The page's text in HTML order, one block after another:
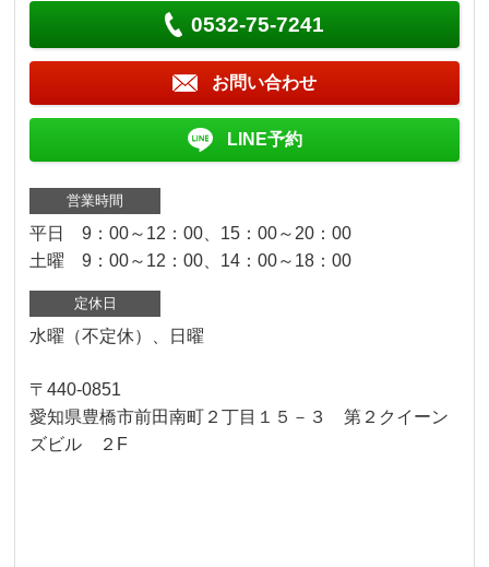
0532-75-7241
お問い合わせ
LINE予約
営業時間
平日 9：00～12：00、15：00～20：00
土曜 9：00～12：00、14：00～18：00
定休日
水曜（不定休）、日曜
〒440-0851
愛知県豊橋市前田南町２丁目１５－３ 第２クイーン
ズビル ２F